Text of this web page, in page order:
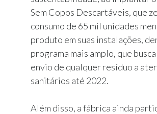
Sem Copos Descartáveis, que
consumo de 65 mil unidades
produto em suas instalações,
programa mais amplo, que
envio de qualquer resíduo a
sanitários até 2022.
Além disso, a fábrica ainda